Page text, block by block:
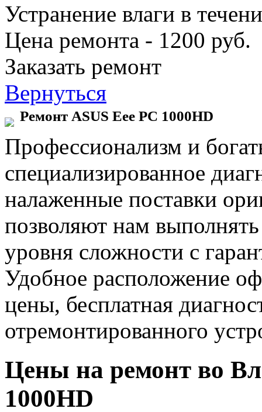
Устранение влаги в
Цена ремонта - 1200 руб.
Заказать ремонт
Вернуться
Ремонт ASUS Eee PC 1000HD
Профессионализм и
специализированное
налаженные поставки
позволяют нам
уровня сложности с
Удобное расположение
цены, бесплатная
отремонтированного
Цены на ремонт во
1000HD